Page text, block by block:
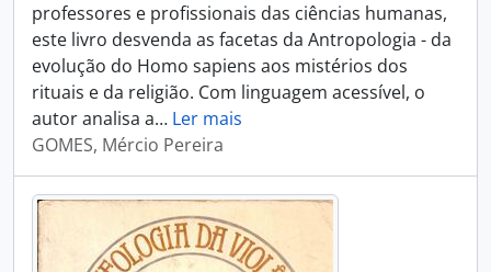
professores e profissionais das ciências humanas,
este livro desvenda as facetas da Antropologia - da
evolução do Homo sapiens aos mistérios dos
rituais e da religião. Com linguagem acessível, o
autor analisa a… Ler mais
GOMES, Mércio Pereira